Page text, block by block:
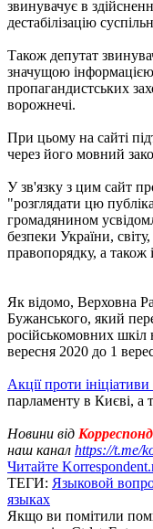
звинувачує в
дестабілізацію
Також депутат
значущою
пропагандистських
ворожнечі.
При цьому на сайті
через його мовний
У зв'язку з цим сайт
"розглядати цю
громадянином
безпеки України,
правопорядку, а
Як відомо, Верховна
Бужанського, який
російськомовних шкіл
вересня 2020 до 1
Акції проти
парламенту в Києві, а
Новини від
наш канал https://t.me/
Читайте
ТЕГИ: Языковой
языках
Якщо ви помітили